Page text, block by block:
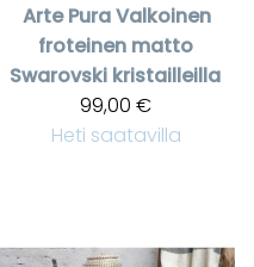
Arte PuraValkoinen
froteinen matto
Swarovski kristailleilla
99,00 €
Heti saatavilla